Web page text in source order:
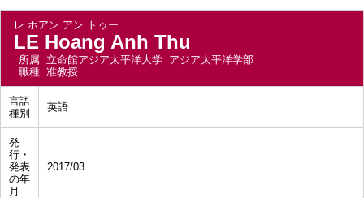
レ ホアン アン トゥー
LE Hoang Anh Thu
所属 立命館アジア太平洋大学 アジア太平洋学部
職種 准教授
言語
種別
英語
発
行・
発表
の年
月
2017/03